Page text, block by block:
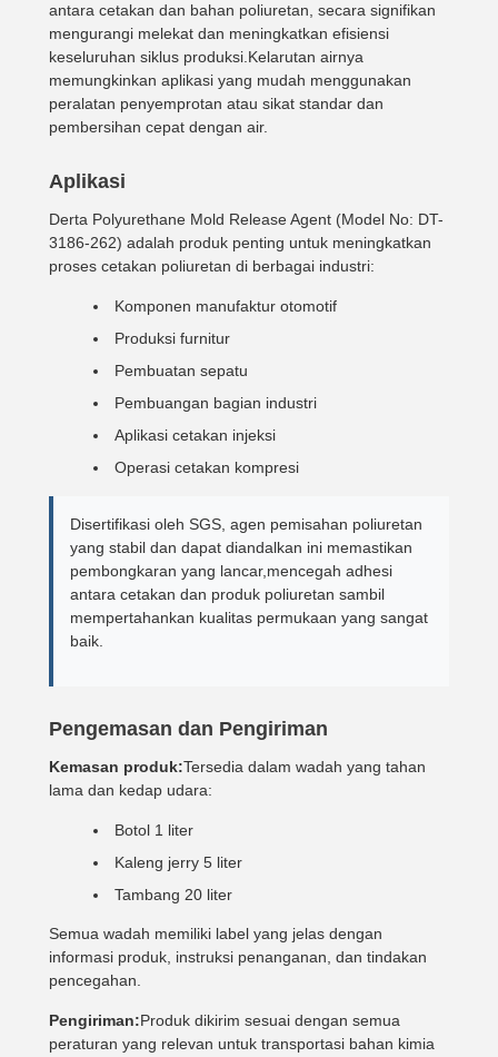
antara cetakan dan bahan poliuretan, secara signifikan
mengurangi melekat dan meningkatkan efisiensi
keseluruhan siklus produksi.Kelarutan airnya
memungkinkan aplikasi yang mudah menggunakan
peralatan penyemprotan atau sikat standar dan
pembersihan cepat dengan air.
Aplikasi
Derta Polyurethane Mold Release Agent (Model No: DT-
3186-262) adalah produk penting untuk meningkatkan
proses cetakan poliuretan di berbagai industri:
Komponen manufaktur otomotif
Produksi furnitur
Pembuatan sepatu
Pembuangan bagian industri
Aplikasi cetakan injeksi
Operasi cetakan kompresi
Disertifikasi oleh SGS, agen pemisahan poliuretan
yang stabil dan dapat diandalkan ini memastikan
pembongkaran yang lancar,mencegah adhesi
antara cetakan dan produk poliuretan sambil
mempertahankan kualitas permukaan yang sangat
baik.
Pengemasan dan Pengiriman
Kemasan produk:Tersedia dalam wadah yang tahan
lama dan kedap udara:
Botol 1 liter
Kaleng jerry 5 liter
Tambang 20 liter
Semua wadah memiliki label yang jelas dengan
informasi produk, instruksi penanganan, dan tindakan
pencegahan.
Pengiriman:Produk dikirim sesuai dengan semua
peraturan yang relevan untuk transportasi bahan kimia